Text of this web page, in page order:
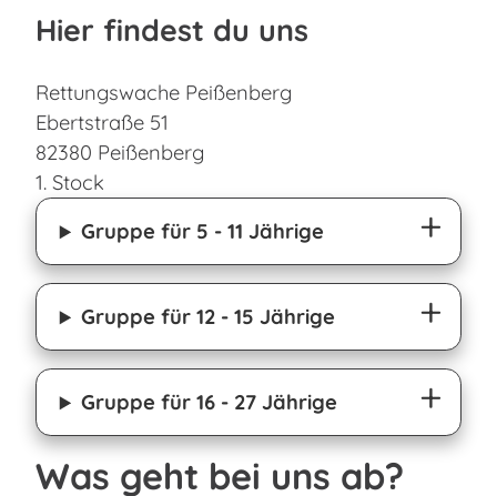
Hier findest du uns
Rettungswache Peißenberg
Ebertstraße 51
82380 Peißenberg
1. Stock
Gruppe für 5 - 11 Jährige
Gruppe für 12 - 15 Jährige
Gruppe für 16 - 27 Jährige
Was geht bei uns ab?